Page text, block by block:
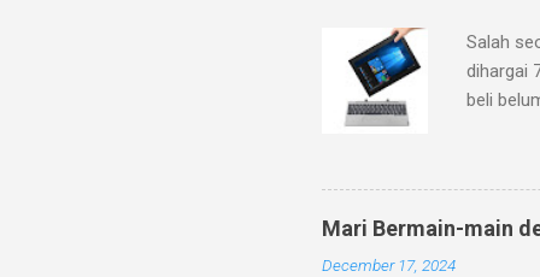
Salah
dihargai
beli
dan
mineral
dengan
bahwa
Mari Bermain-main
December 17, 2024